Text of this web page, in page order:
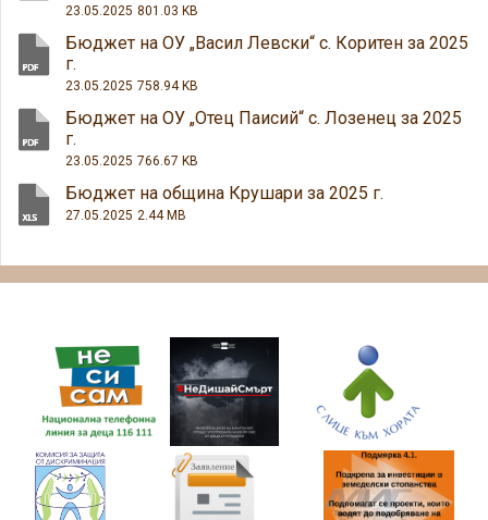
23.05.2025 801.03 KB
Бюджет на ОУ „Васил Левски“ с. Коритен за 2025
г.
23.05.2025 758.94 KB
Бюджет на ОУ „Отец Паисий“ с. Лозенец за 2025
г.
23.05.2025 766.67 KB
Бюджет на община Крушари за 2025 г.
27.05.2025 2.44 MB